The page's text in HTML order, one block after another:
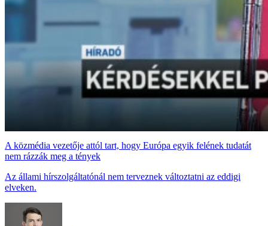
A közmédia vezetője attól tart, hogy Európa egyik felének tudatát
nem rázzák meg a tények
Az állami hírszolgáltatónál nem terveznek változtatni az eddigi
elveken.